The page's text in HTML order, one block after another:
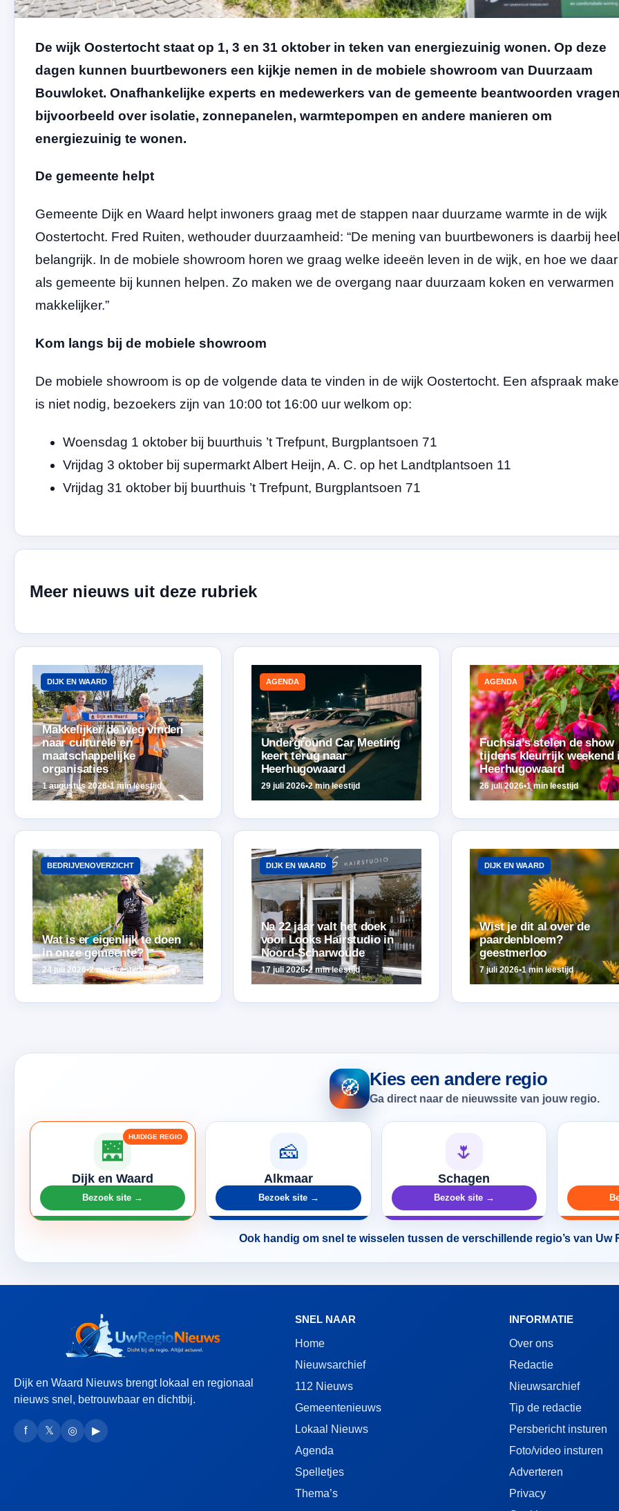
De wijk Oostertocht staat op 1, 3 en 31 oktober in teken van energiezuinig wonen. Op deze
dagen kunnen buurtbewoners een kijkje nemen in de mobiele showroom van Duurzaam
Bouwloket. Onafhankelijke experts en medewerkers van de gemeente beantwoorden
bijvoorbeeld over isolatie, zonnepanelen, warmtepompen en andere manieren om
energiezuinig te wonen.
De gemeente helpt
Gemeente Dijk en Waard helpt inwoners graag met de stappen naar duurzame warmte in de wijk
Oostertocht. Fred Ruiten, wethouder duurzaamheid: “De mening van buurtbewoners is daarbij heel
belangrijk. In de mobiele showroom horen we graag welke ideeën leven in de wijk, en hoe we daar
als gemeente bij kunnen helpen. Zo maken we de overgang naar duurzaam koken en verwarmen
makkelijker.”
Kom langs bij de mobiele showroom
De mobiele showroom is op de volgende data te vinden in de wijk Oostertocht. Een afspraak
is niet nodig, bezoekers zijn van 10:00 tot 16:00 uur welkom op:
Woensdag 1 oktober bij buurthuis ’t Trefpunt, Burgplantsoen 71
Vrijdag 3 oktober bij supermarkt Albert Heijn, A. C. op het Landtplantsoen 11
Vrijdag 31 oktober bij buurthuis ’t Trefpunt, Burgplantsoen 71
Meer nieuws uit deze rubriek
DIJK EN WAARD
Makkelijker de weg vinden
naar culturele en
maatschappelijke
organisaties
1 augustus 2026•1 min leestijd
AGENDA
Underground Car Meeting
keert terug naar
Heerhugowaard
29 juli 2026•2 min leestijd
AGENDA
Fuchsia’s stelen de show
tijdens kleurrijk weekend
Heerhugowaard
26 juli 2026•1 min leestijd
BEDRIJVENOVERZICHT
Wat is er eigenlijk te doen
in onze gemeente?
24 juli 2026•2 min leestijd
DIJK EN WAARD
Na 22 jaar valt het doek
voor Looks Hairstudio in
Noord-Scharwoude
17 juli 2026•2 min leestijd
DIJK EN WAARD
Wist je dit al over de
paardenbloem?
geestmerloo
7 juli 2026•1 min leestijd
🧭 Kies een andere regio
Ga direct naar de nieuwssite van jouw regio.
🌉
Dijk en Waard
Bezoek site →
🧀
Alkmaar
Bezoek site →
🌷
Schagen
Bezoek site →
Ook handig om snel te wisselen tussen de verschillende regio’s van Uw
Dijk en Waard Nieuws brengt lokaal en regionaal
nieuws snel, betrouwbaar en dichtbij.
f 𝕏 ◎ ▶
SNEL NAAR
Home
Nieuwsarchief
112 Nieuws
Gemeentenieuws
Lokaal Nieuws
Agenda
Spelletjes
Thema’s
INFORMATIE
Over ons
Redactie
Nieuwsarchief
Tip de redactie
Persbericht insturen
Foto/video insturen
Adverteren
Privacy